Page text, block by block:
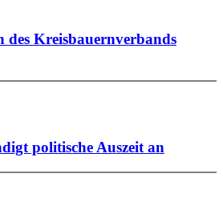
des Kreisbauernverbands
politische Auszeit an